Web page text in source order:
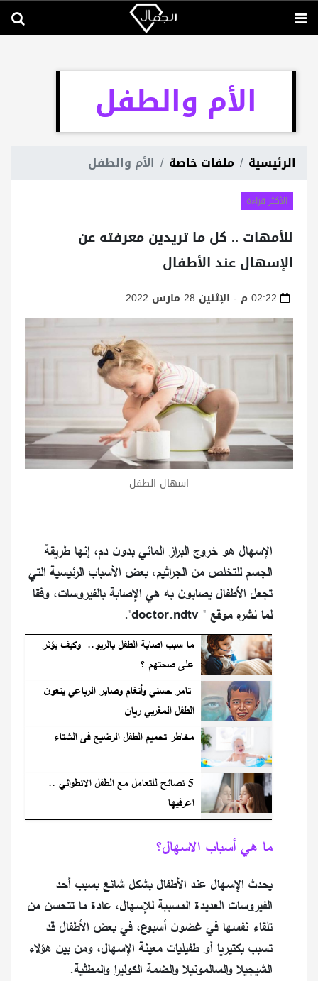
الأم والطفل
الرئيسية ملفات خاصة الأم والطفل
الأكثر قراءة
للأمهات .. كل ما تريدين معرفته عن
الإسهال عند الأطفال
اسهال الطفل
الإسهال هو خروج البراز المائي بدون دم، إنها طريقة
الجسم للتخلص من الجراثيم، بعض الأسباب الرئيسية التي
تجعل الأطفال يصابون به هي الإصابة بالفيروسات، وفقا
لما نشره موقع " doctor.ndtv".
ما سبب اصابة الطفل بالربو.. وكيف يؤثر
على صحتهم ؟
تامر حسني وأنغام وصابر الرباعي ينعون
الطفل المغربي ريان
مخاطر تحميم الطفل الرضيع فى الشتاء
5 نصائح للتعامل مع الطفل الانطوائي ..
اعرفيها
ما هي أسباب الاسهال؟
يحدث الإسهال عند الأطفال بشكل شائع بسبب أحد
الفيروسات العديدة المسببة للإسهال، عادة ما تتحسن من
تلقاء نفسها في غضون أسبوع، في بعض الأطفال قد
تسبب بكتيريا أو طفيليات معينة الإسهال، ومن بين هؤلاء
الشيجيلا والسالمونيلا والضمة الكوليرا والمطثية.